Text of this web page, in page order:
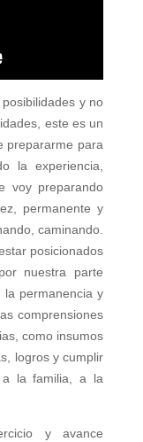
y no
este es un
prepararme para
la experiencia,
voy preparando
permanente y
caminando.
posicionados
nuestra parte
la permanencia y
comprensiones
como insumos
logros y cumplir
la familia, a la
y avance